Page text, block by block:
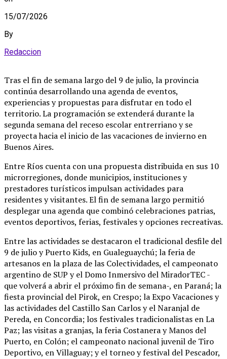
15/07/2026
By
Redaccion
Tras el fin de semana largo del 9 de julio, la provincia
continúa desarrollando una agenda de eventos,
experiencias y propuestas para disfrutar en todo el
territorio. La programación se extenderá durante la
segunda semana del receso escolar entrerriano y se
proyecta hacia el inicio de las vacaciones de invierno en
Buenos Aires.
Entre Ríos cuenta con una propuesta distribuida en sus 10
microrregiones, donde municipios, instituciones y
prestadores turísticos impulsan actividades para
residentes y visitantes. El fin de semana largo permitió
desplegar una agenda que combinó celebraciones patrias,
eventos deportivos, ferias, festivales y opciones recreativas.
Entre las actividades se destacaron el tradicional desfile del
9 de julio y Puerto Kids, en Gualeguaychú; la feria de
artesanos en la plaza de las Colectividades, el campeonato
argentino de SUP y el Domo Inmersivo del MiradorTEC -
que volverá a abrir el próximo fin de semana-, en Paraná; la
fiesta provincial del Pirok, en Crespo; la Expo Vacaciones y
las actividades del Castillo San Carlos y el Naranjal de
Pereda, en Concordia; los festivales tradicionalistas en La
Paz; las visitas a granjas, la feria Costanera y Manos del
Puerto, en Colón; el campeonato nacional juvenil de Tiro
Deportivo, en Villaguay; y el torneo y festival del Pescador,